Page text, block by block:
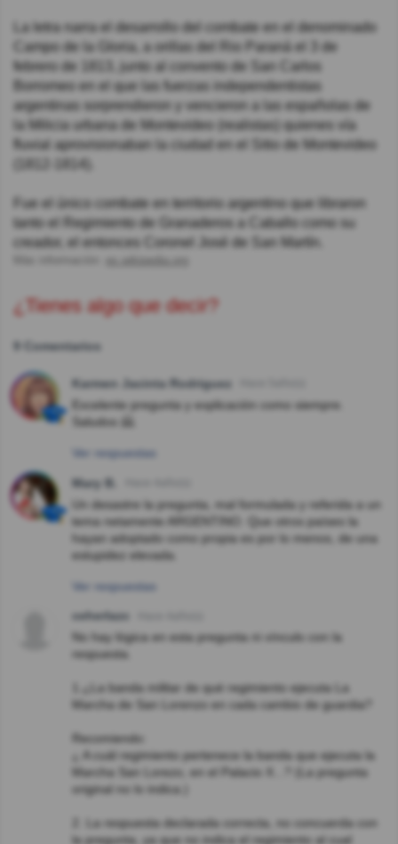
La letra narra el desarrollo del combate en el denominado
Campo de la Gloria, a orillas del Rio Paraná el 3 de
febrero de 1813, junto al convento de San Carlos
Borromeo en el que las fuerzas independentistas
argentinas sorprendieron y vencieron a las españolas de
la Milicia urbana de Montevideo (realistas) quienes vía
fluvial aprovisionaban la ciudad en el Sitio de Montevideo
Fue el único combate en territorio argentino que libraron
tanto el Regimiento de Granaderos a Caballo como su
creador, el entonces Coronel José de San Martín.
¿Tienes algo que decir?
9 Comentarios
Karmen Jacinta Rodriguez
Excelente pregunta y explicación como siempre.
Saludos 🤗.
Ver respuestas
Mary B.
Un desastre la pregunta, mal formulada y referida a un
tema netamente ARGENTINO. Que otros países la
hayan adoptado como propia es por lo menos, de una
estupidez elevada.
Ver respuestas
ceherlazc
No hay lógica en esta pregunta ni vínculo con la
respuesta.
1.¿La banda militar de qué regimiento ejecuta La
Marcha de San Lorenzo en cada cambio de guardia?
Recomiendo:
¿ A cuál regimiento pertenece la banda que ejecuta la
Marcha San Lorezo, en el Palacio X...? (La pregunta
original no lo indica.)
2. La respuesta declarada correcta, no concuerda con
la pregunta, ya que no indica el regimiento al cual